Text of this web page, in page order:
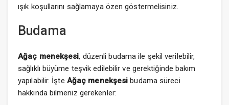
ışık koşullarını sağlamaya özen göstermelisiniz.
Budama
Ağaç menekşesi, düzenli budama ile şekil verilebilir,
sağlıklı büyüme teşvik edilebilir ve gerektiğinde bakım
yapılabilir. İşte Ağaç menekşesi budama süreci
hakkında bilmeniz gerekenler: